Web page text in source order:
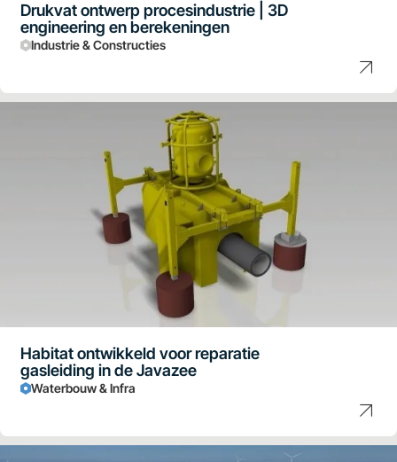
Drukvat ontwerp procesindustrie | 3D
engineering en berekeningen
Industrie & Constructies
Habitat ontwikkeld voor reparatie
gasleiding in de Javazee
Waterbouw & Infra